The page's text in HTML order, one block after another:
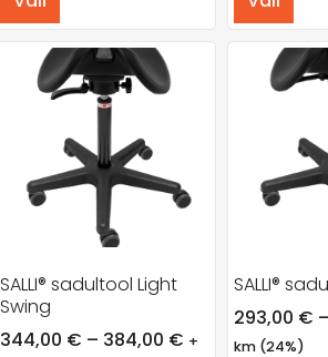
SALLI® sadultool Light
Swing
344,00 € – 384,00 € +
SALLI®
293,00 € –
km (24%)